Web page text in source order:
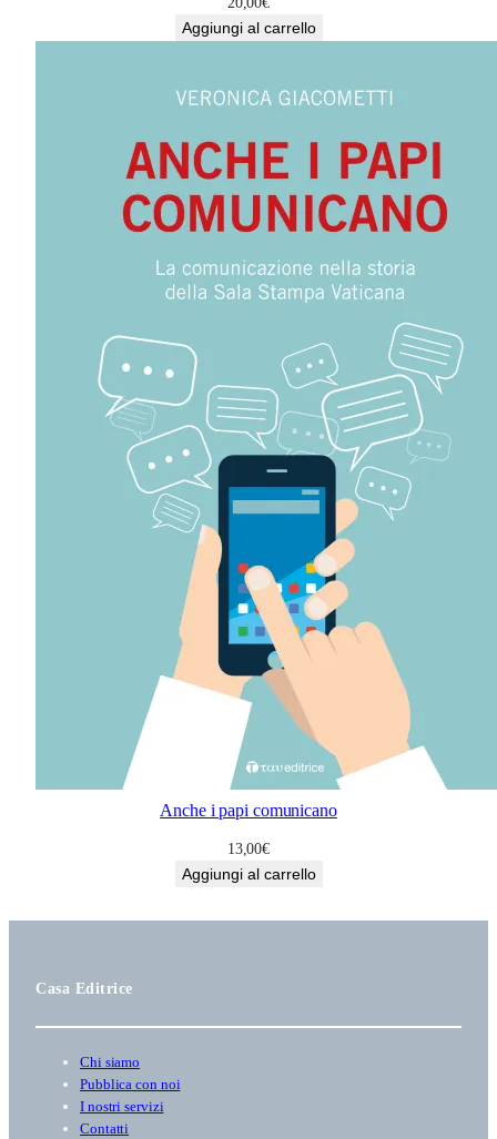
Aggiungi al carrello
Anche i papi comunicano
13,00€
Aggiungi al carrello
Casa Editrice
Chi siamo
Pubblica con noi
I nostri servizi
Contatti